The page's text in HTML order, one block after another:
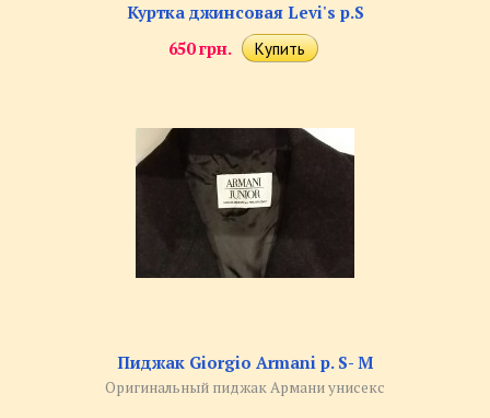
Куртка джинсовая Levi's р.S
650 грн.
Пиджак Giorgio Armani р. S- M
Оригинальный пиджак Армани унисекс